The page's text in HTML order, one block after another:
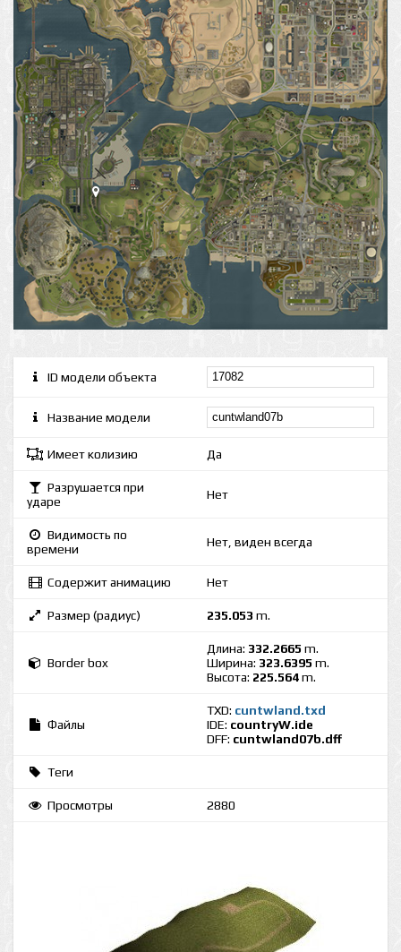
ID модели объекта
Название модели
Имеет колизию Да
Разрушается при
ударе
Нет
Видимость по
времени
Нет, виден всегда
Содержит анимацию Нет
Размер (радиус) 235.053 m.
Border box
Длина: 332.2665 m.
Ширина: 323.6395 m.
Высота: 225.564m.
Файлы
TXD: cuntwland.txd
IDE: countryW.ide
DFF: cuntwland07b.dff
Теги
Просмотры 2880